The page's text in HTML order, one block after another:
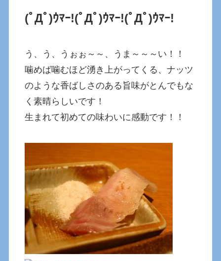
(ﾟДﾟ)ｳﾏｰ!(ﾟДﾟ)ｳﾏｰ!(ﾟДﾟ)ｳﾏｰ!
う、う、うぉぉ～～、うま～～～い！！
噛めば噛むほど湧き上がってくる、ナッツ
のような香ばしさのある旨味がとんでもな
く素晴らしいです！
生まれて初めての味わいに感動です！！